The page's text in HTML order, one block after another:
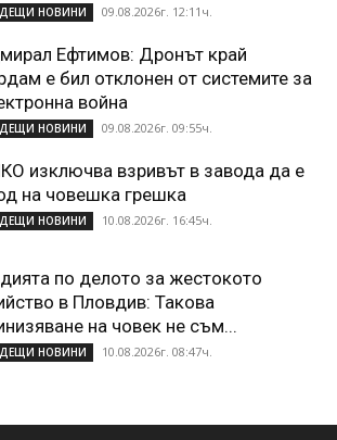
НОВИНИ 09.08.2026г. 12:11ч.
Ефтимов: Дронът край
е бил отклонен от системите за
война
НОВИНИ 09.08.2026г. 09:55ч.
изключва взривът в завода да е
на човешка грешка
НОВИНИ 10.08.2026г. 16:45ч.
по делото за жестокото
в Пловдив: Такова
на човек не съм...
НОВИНИ 10.08.2026г. 08:47ч.